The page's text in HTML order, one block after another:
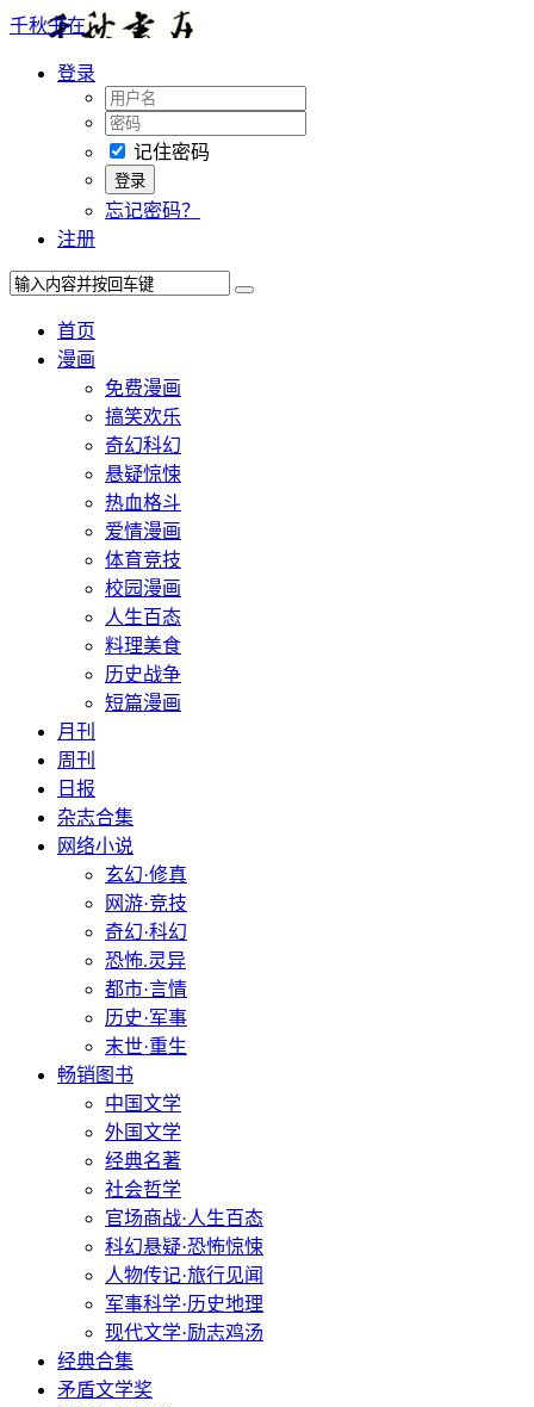
千秋书在
登录
记住密码
忘记密码？
注册
首页
漫画
免费漫画
搞笑欢乐
奇幻科幻
悬疑惊悚
热血格斗
爱情漫画
体育竞技
校园漫画
人生百态
料理美食
历史战争
短篇漫画
月刊
周刊
日报
杂志合集
网络小说
玄幻·修真
网游·竞技
奇幻·科幻
恐怖.灵异
都市·言情
历史·军事
末世·重生
畅销图书
中国文学
外国文学
经典名著
社会哲学
官场商战·人生百态
科幻悬疑·恐怖惊悚
人物传记·旅行见闻
军事科学·历史地理
现代文学·励志鸡汤
经典合集
矛盾文学奖